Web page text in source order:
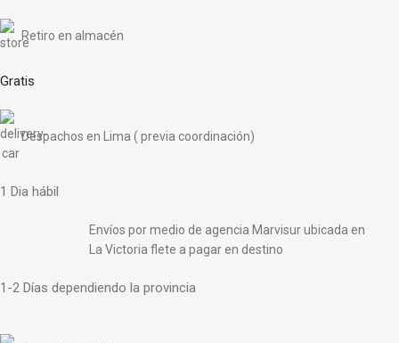
Retiro en almacén
Gratis
Despachos en Lima ( previa coordinación)
1 Dia hábil
Envíos por medio de agencia Marvisur ubicada en
La Victoria flete a pagar en destino
1-2 Días dependiendo la provincia